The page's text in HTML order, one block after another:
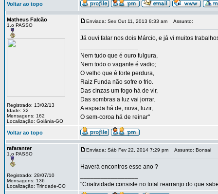
Voltar ao topo
Matheus Falcão
1.o PASSO
Registrado: 13/02/13
Idade: 32
Mensagens: 162
Localização: Goiânia-GO
Enviada: Sex Out 11, 2013 8:33 am Assunto:
Já ouvi falar nos dois Márcio, e já vi muitos
Nem tudo que é ouro fulgura,
Nem todo o vagante é vadio;
O velho que é forte perdura,
Raiz Funda não sofre o frio.
Das cinzas um fogo há de vir,
Das sombras a luz vai jorrar.
A espada há de, nova, luzir,
O sem-coroa há de reinar"
Voltar ao topo
rafaranter
1.o PASSO
Registrado: 28/07/10
Mensagens: 136
Localização: Trindade-GO
Enviada: Sáb Fev 22, 2014 7:29 pm Assunto: Bonsai
Haverá encontros esse ano ?
"Criatividade consiste no total rearranjo do que